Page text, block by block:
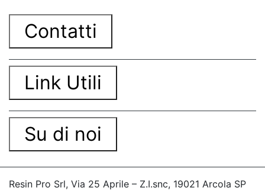
Contatti
Link Utili
Su di noi
Resin Pro Srl, Via 25 Aprile – Z.I.snc, 19021 Arcola SP